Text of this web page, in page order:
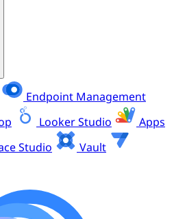
Endpoint Management
Looker Studio
Apps
Studio
Vault